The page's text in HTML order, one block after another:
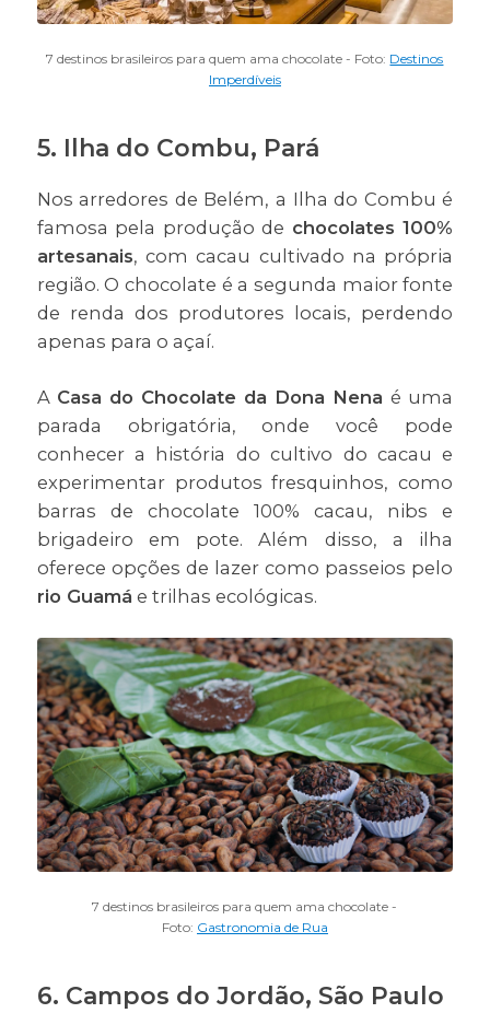
7 destinos brasileiros para quem ama chocolate - Foto: Destinos
Imperdíveis
5. Ilha do Combu, Pará
Nos arredores de Belém, a Ilha do Combu é
famosa pela produção de chocolates 100%
artesanais, com cacau cultivado na própria
região. O chocolate é a segunda maior fonte
de renda dos produtores locais, perdendo
apenas para o açaí.
A Casa do Chocolate da Dona Nenaé uma
parada obrigatória, onde você pode
conhecer a história do cultivo do cacau e
experimentar produtos fresquinhos, como
barras de chocolate 100% cacau, nibs e
brigadeiro em pote. Além disso, a ilha
oferece opções de lazer como passeios pelo
rio Guamá e trilhas ecológicas.
7 destinos brasileiros para quem ama chocolate -
Foto: Gastronomia de Rua
6. Campos do Jordão, São Paulo